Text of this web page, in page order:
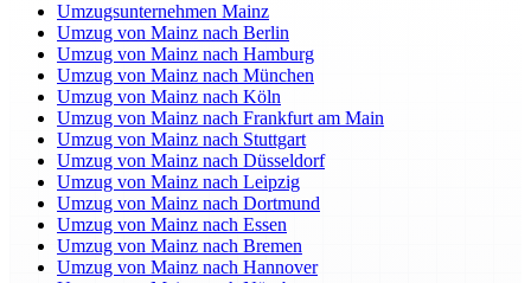
Umzugsunternehmen Mainz
Umzug von Mainz nach Berlin
Umzug von Mainz nach Hamburg
Umzug von Mainz nach München
Umzug von Mainz nach Köln
Umzug von Mainz nach Frankfurt am Main
Umzug von Mainz nach Stuttgart
Umzug von Mainz nach Düsseldorf
Umzug von Mainz nach Leipzig
Umzug von Mainz nach Dortmund
Umzug von Mainz nach Essen
Umzug von Mainz nach Bremen
Umzug von Mainz nach Hannover